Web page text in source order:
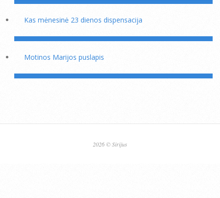
Kas mėnesinė 23 dienos dispensacija
Motinos Marijos puslapis
2026 © Sirijus